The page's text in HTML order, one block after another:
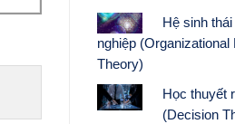
Hệ sinh
nghiệp (Organizational
Theory)
Học thuyết
(Decision